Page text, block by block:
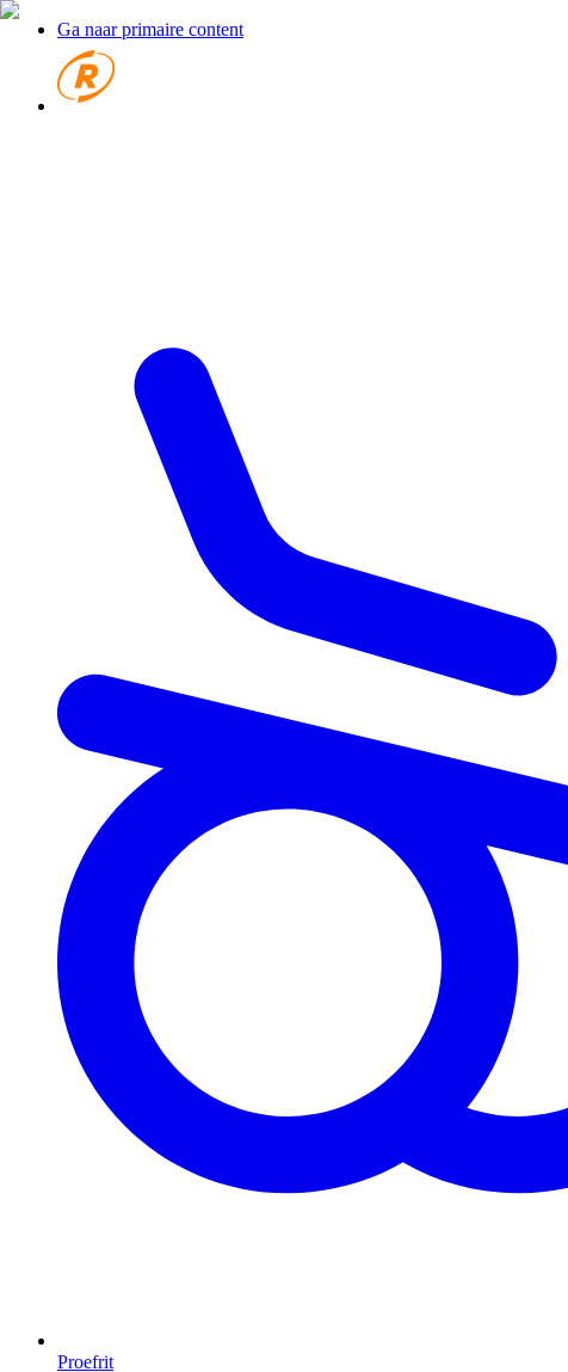
Ga naar primaire content
Proefrit